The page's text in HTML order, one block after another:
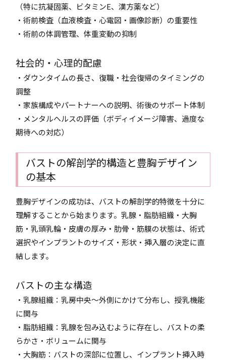
（特に抗凝固薬、ビタミンE、漢方薬など）
・術前検査（血液検査・心電図・画像診断）の重要性
・術前の体調管理、体重変動の抑制
社会的・心理的配慮
・ダウンタイムの長さ、復職・社会復帰のタイミングの
調整
・家族構成やパートナーへの説明、術後のサポート体制
・メンタルヘルスの評価（ボディイメージ障害、過度な
期待への対応）
バストの解剖学的構造と豊胸デザイン
の基本
豊胸デザインの成功は、バストの解剖学的特徴を十分に
理解することから始まります。乳腺・脂肪組織・大胸
筋・乳頭乳輪・皮膚の厚み・肋骨・筋膜の状態は、術式
選択やインプラントのサイズ・形状・挿入層の決定に直
結します。
バストの主な構造
・乳腺組織：乳房中央〜外側にかけて分布し、授乳機能
に関与
・脂肪組織：乳腺を包み込むように存在し、バストの柔
らかさ・ボリュームに関与
・大胸筋：バストの深部に位置し、インプラント挿入時